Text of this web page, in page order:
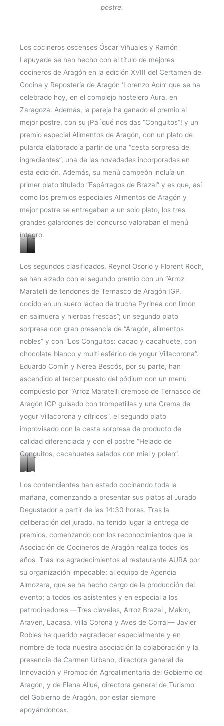
postre.
Los cocineros oscenses Óscar Viñuales y Ramón
Lapuyade se han hecho con el título de mejores
cocineros de Aragón en la edición XVIII del Certamen de
Cocina y Repostería de Aragón ‘Lorenzo Acín’ que se ha
celebrado hoy, en el complejo hostelero Aura, en
Zaragoza. Además, la pareja ha ganado el premio al
mejor postre, con su ¡Pa´qué nos das “Conguitos”! y un
premio especial Alimentos de Aragón, con un plato de
pularda elaborado a partir de una “cesta sorpresa de
ingredientes”, una de las novedades incorporadas en
esta edición. Además, su menú campeón incluía un
primer plato titulado “Espárragos de Brazal” y es que, así
como los premios especiales Alimentos de Aragón y
mejor postre se entregaban a un solo plato, los tres
grandes galardones del concurso valoraban el menú
íntegro.
Espárragos
de
Pularda,
verduretas
¡Pa
´qué
“Conguitos”!
Los segundos clasificados, Reynol Osorio y Florent Roch,
se han alzado con el segundo premio con un “Arroz
Maratelli de tendones de Ternasco de Aragón IGP,
cocido en un suero lácteo de trucha Pyrinea con limón
en salmuera y hierbas frescas”; un segundo plato
sorpresa con gran presencia de “Aragón, alimentos
nobles” y con “Los Conguitos: cacao y cacahuete, con
chocolate blanco y multi esférico de yogur Villacorona”.
Eduardo Comín y Nerea Bescós, por su parte, han
ascendido al tercer puesto del pódium con un menú
compuesto por “Arroz Maratelli cremoso de Ternasco de
Aragón IGP guisado con trompetillas y una Crema de
yogur Villacorona y cítricos”, el segundo plato
improvisado con la cesta sorpresa de producto de
calidad diferenciada y con el postre “Helado de
Conguitos, cacahuetes salados con miel y polen”.
Segundo
premio:
Premio
Osorio
y
Florent
Roch
Tercer
premio:
Eduardo
Comín
y
Nerea
Bescós
Los contendientes han estado cocinando toda la
mañana, comenzando a presentar sus platos al Jurado
Degustador a partir de las 14:30 horas. Tras la
deliberación del jurado, ha tenido lugar la entrega de
premios, comenzando con los reconocimientos que la
Asociación de Cocineros de Aragón realiza todos los
años. Tras los agradecimientos al restaurante AURA por
su organización impecable; al equipo de Agencia
Almozara, que se ha hecho cargo de la producción del
evento; a todos los asistentes y en especial a los
patrocinadores ―Tres claveles, Arroz Brazal , Makro,
Araven, Lacasa, Villa Corona y Aves de Corral― Javier
Robles ha querido «agradecer especialmente y en
nombre de toda nuestra asociación la colaboración y la
presencia de Carmen Urbano, directora general de
Innovación y Promoción Agroalimentaria del Gobierno de
Aragón, y de Elena Allué, directora general de Turismo
del Gobierno de Aragón, por estar siempre
apoyándonos».